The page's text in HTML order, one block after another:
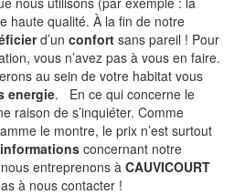
haute qualité. À la fin de notre
d’un confort sans pareil ! Pour
vous n’avez pas à vous en faire.
au sein de votre habitat vous
energie. En ce qui concerne le
raison de s’inquiéter. Comme
le montre, le prix n’est surtout
informations concernant notre
entreprenons à CAUVICOURT
à nous contacter !